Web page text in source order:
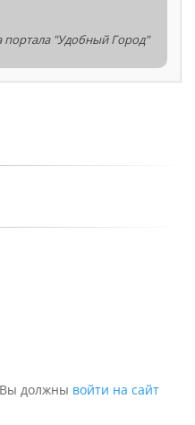
портала "Удобный Город"
должны войти на сайт